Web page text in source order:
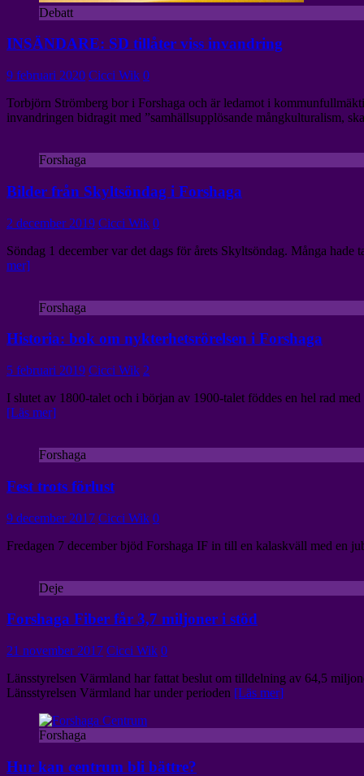
Debatt
INSÄNDARE: SD tillåter viss invandring
9 februari 2020 Cicci Wik 0
Torbjörn Strömberg bor i Forshaga och är ledamot i
invandringen bidragit med ”samhällsupplösande mångkulturalism,
Forshaga
Bilder från Skyltsöndag i Forshaga
2 december 2019 Cicci Wik 0
Söndag 1 december var det dags för årets Skyltsöndag. Många
mer]
Forshaga
Historia: bok om nykterhetsrörelsen i Forshaga
5 februari 2019 Cicci Wik 2
I slutet av 1800-talet och i början av 1900-talet föddes en hel rad
[Läs mer]
Forshaga
Fest trots förlust
9 december 2017 Cicci Wik 0
Fredagen 7 december bjöd Forshaga IF in till en kalaskväll med en
Deje
Forshaga Fiber får 3,7 miljoner i stöd
21 november 2017 Cicci Wik 0
Länsstyrelsen Värmland har fattat beslut om tilldelning av 64,5
Länsstyrelsen Värmland har under perioden [Läs mer]
Forshaga
Hur kan centrum bli bättre?